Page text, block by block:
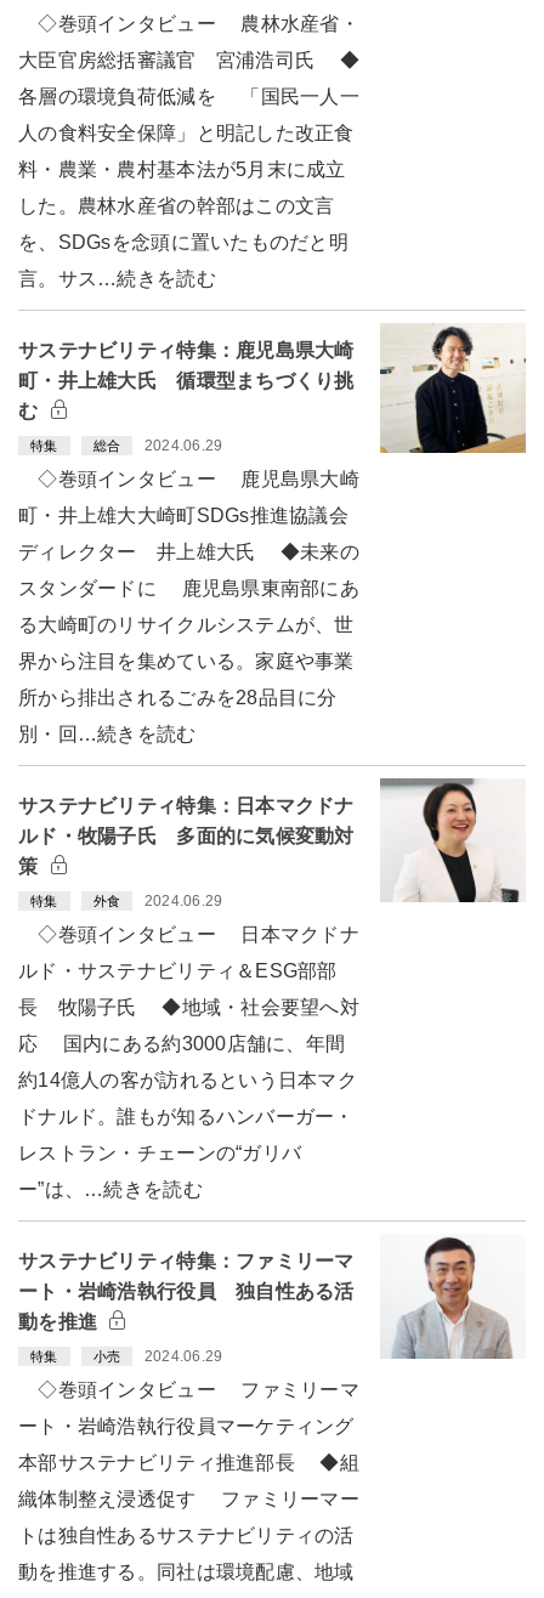
◇巻頭インタビュー 農林水産省・
大臣官房総括審議官 宮浦浩司氏 ◆
各層の環境負荷低減を 「国民一人一
人の食料安全保障」と明記した改正食
料・農業・農村基本法が5月末に成立
した。農林水産省の幹部はこの文言
を、SDGsを念頭に置いたものだと明
言。サス…続きを読む
サステナビリティ特集：鹿児島県大崎
町・井上雄大氏 循環型まちづくり挑
む
特集 総合 2024.06.29
◇巻頭インタビュー 鹿児島県大崎
町・井上雄大大崎町SDGs推進協議会
ディレクター 井上雄大氏 ◆未来の
スタンダードに 鹿児島県東南部にあ
る大崎町のリサイクルシステムが、世
界から注目を集めている。家庭や事業
所から排出されるごみを28品目に分
別・回…続きを読む
サステナビリティ特集：日本マクドナ
ルド・牧陽子氏 多面的に気候変動対
策
特集 外食 2024.06.29
◇巻頭インタビュー 日本マクドナ
ルド・サステナビリティ＆ESG部部
長 牧陽子氏 ◆地域・社会要望へ対
応 国内にある約3000店舗に、年間
約14億人の客が訪れるという日本マク
ドナルド。誰もが知るハンバーガー・
レストラン・チェーンの“ガリバ
ー”は、…続きを読む
サステナビリティ特集：ファミリーマ
ート・岩崎浩執行役員 独自性ある活
動を推進
特集 小売 2024.06.29
◇巻頭インタビュー ファミリーマ
ート・岩崎浩執行役員マーケティング
本部サステナビリティ推進部長 ◆組
織体制整え浸透促す ファミリーマー
トは独自性あるサステナビリティの活
動を推進する。同社は環境配慮、地域